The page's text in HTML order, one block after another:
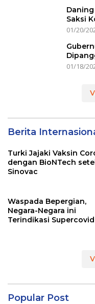
Saksi
01/20/
01/18/
Berita
Turki Jajaki Vaksin
dengan BioNTech
Sinovac
Waspada Bepergian,
Negara-Negara ini
Terindikasi Supercovid
Popular Post